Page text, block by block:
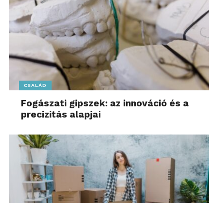
-mondja a szakértő.
csendes tervezésé, az apró lépéseké. A magok
ilyenkor még pihennek – és ez pontosan így van
rendjén. Személyre szabott iránymutatásért kérjük
olyan szakember segítségét, mint Dr. Hámori Lilla,
aki a természetes módszereket is előszeretettel
alkalmazza az egészség helyreállításban,
CSALÁD
Fogászati gipszek: az innováció és a
precizitás alapjai